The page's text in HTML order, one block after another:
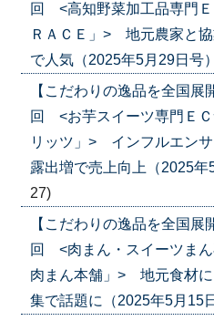
回 <高知野菜加工品専門Ｅ
ＲＡＣＥ」> 地元農家と
で人気（2025年5月29日号
【こだわりの逸品を全国展
回 <お芋スイーツ専門Ｅ
リッツ」> インフルエン
露出増で売上向上（2025
27)
【こだわりの逸品を全国展
回 <肉まん・スイーツま
肉まん本舗」> 地元食材
集で話題に（2025年5月15